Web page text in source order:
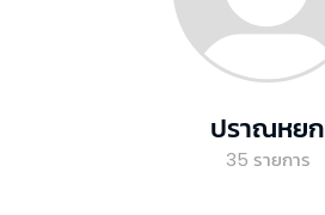
ปราณหยก
35 รายการ